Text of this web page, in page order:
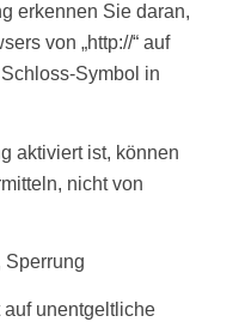
erkennen Sie daran,
von „http://“ auf
Symbol in
aktiviert ist, können
nicht von
Sperrung
unentgeltliche